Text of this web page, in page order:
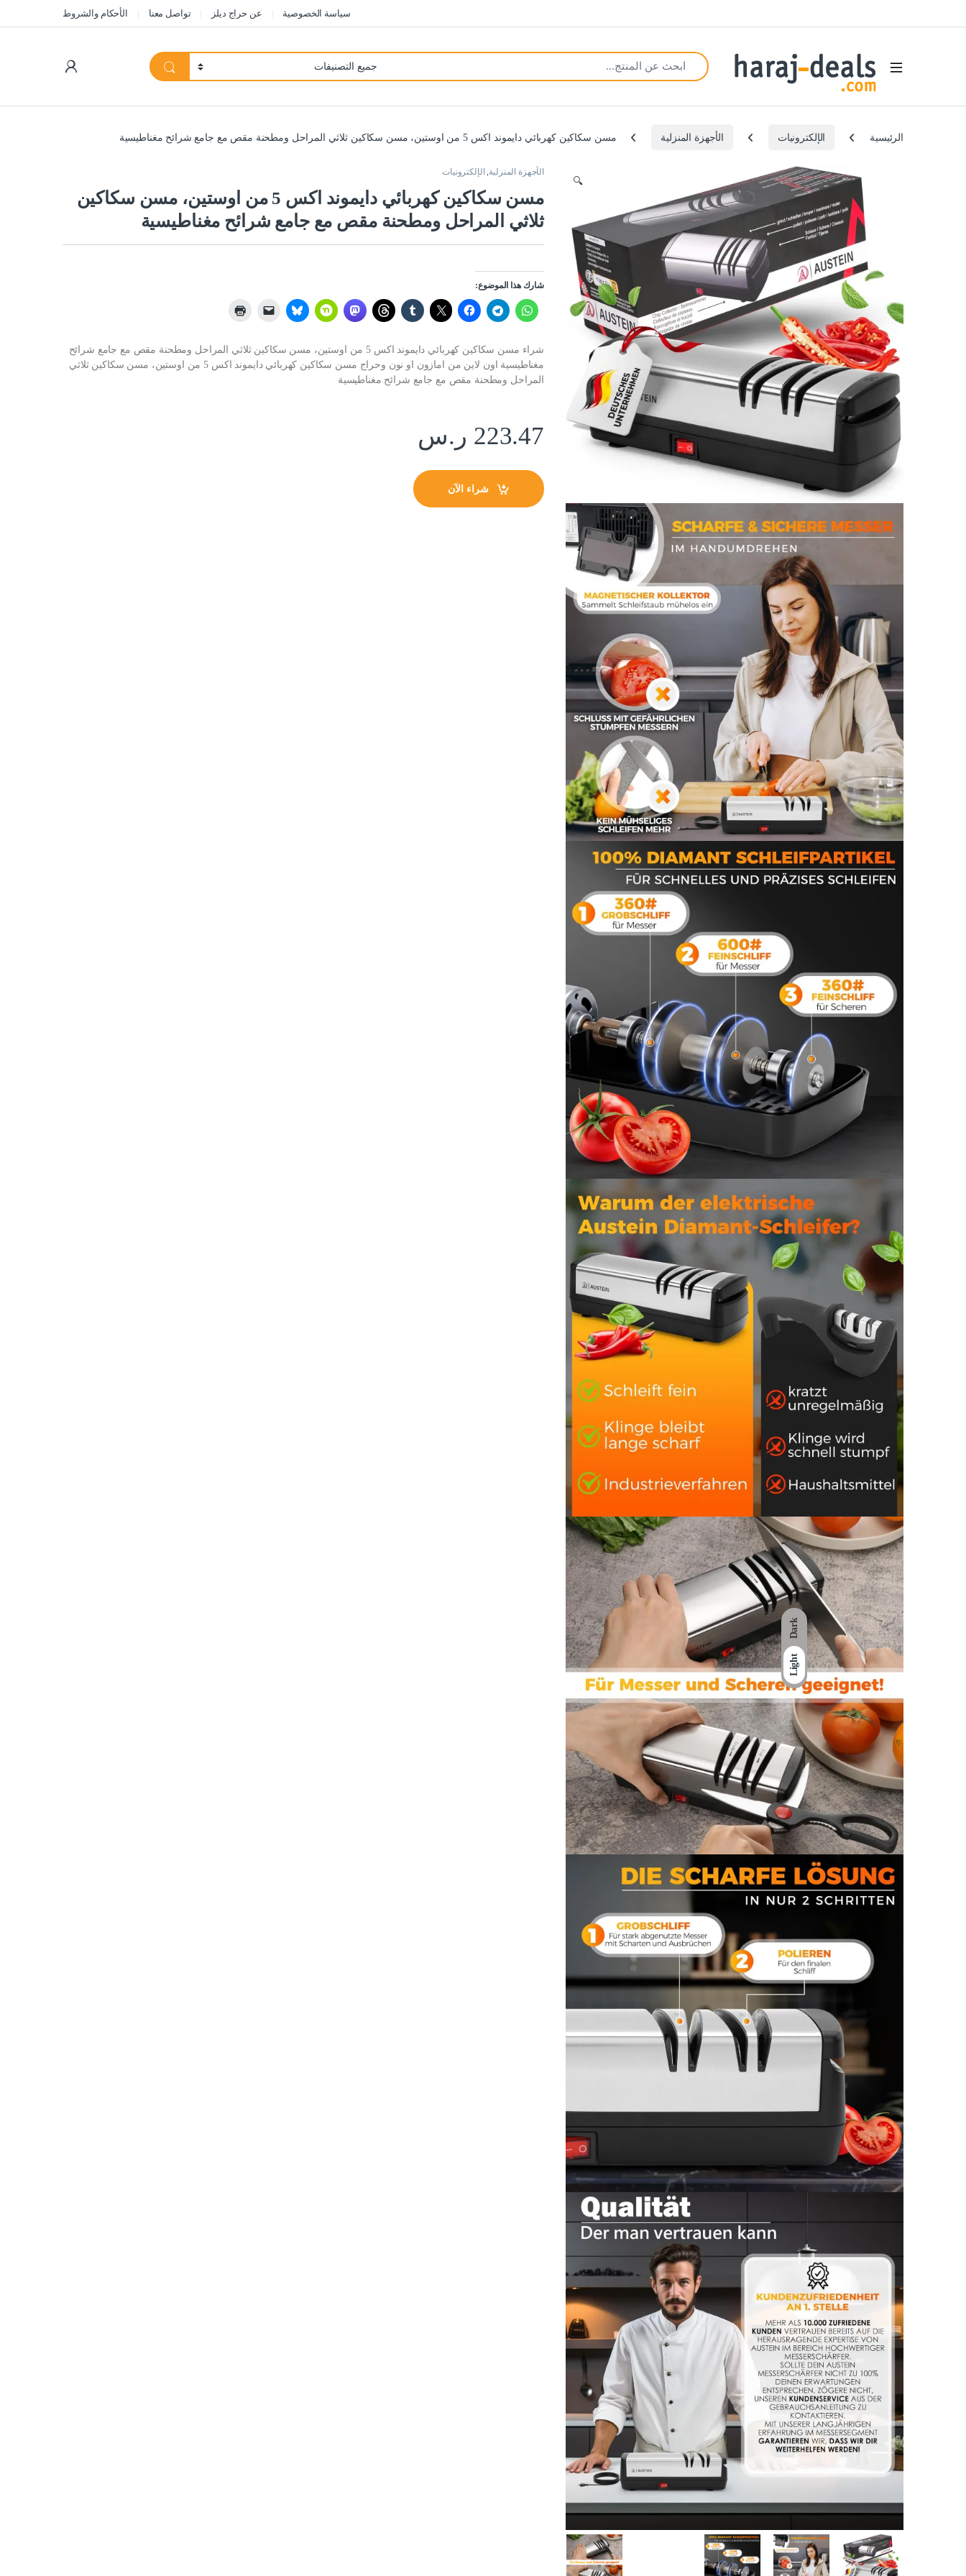
Dark
Light
سياسة الخصوصية عن حراج ديلز تواصل معنا الأحكام والشروط
Open
Search for:
الرئيسية الإلكترونيات الأجهزة المنزلية مسن سكاكين كهربائي دايموند اكس 5 من اوستين، مسن سكاكين ثلاثي المراحل ومطحنة مقص مع جامع شرائح مغناطيسية
🔍
الأجهزة المنزلية, الإلكترونيات
مسن سكاكين كهربائي دايموند اكس 5 من اوستين، مسن سكاكين
ثلاثي المراحل ومطحنة مقص مع جامع شرائح مغناطيسية
شارك هذا الموضوع:
شراء مسن سكاكين كهربائي دايموند اكس 5 من اوستين، مسن سكاكين ثلاثي المراحل ومطحنة مقص مع جامع شرائح
مغناطيسية اون لاين من امازون او نون وحراج مسن سكاكين كهربائي دايموند اكس 5 من اوستين، مسن سكاكين ثلاثي
المراحل ومطحنة مقص مع جامع شرائح مغناطيسية
223.47 ر.س
شراء الآن